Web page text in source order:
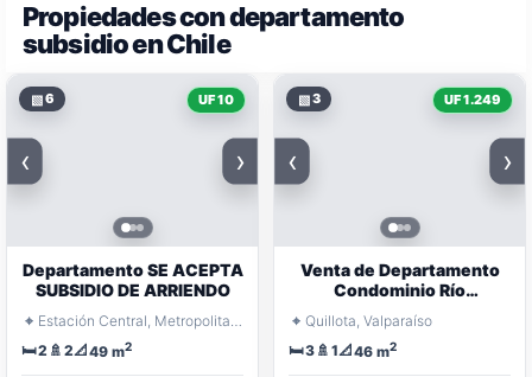
Propiedades con departamento
subsidio en Chile
▧6 UF 10
‹ ›
Departamento SE ACEPTA
SUBSIDIO DE ARRIENDO
⌖
Estación Central, Metropolitana Santiago
🛏️2 🚿 2📐49 m2
▧3 UF 1.249
‹ ›
Venta de Departamento
Condominio Río
Aconcagua, Quillota
⌖ Quillota, Valparaíso
🛏️3 🚿 1📐46 m2